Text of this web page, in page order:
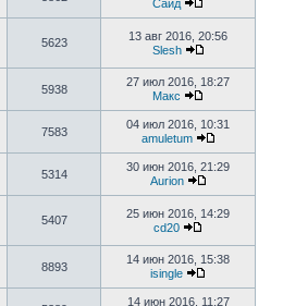
Саид
5623
13 авг 2016, 20:56
Slesh
5938
27 июл 2016, 18:27
Макс
7583
04 июл 2016, 10:31
amuletum
5314
30 июн 2016, 21:29
Aurion
5407
25 июн 2016, 14:29
cd20
8893
14 июн 2016, 15:38
isingle
14 июн 2016, 11:27